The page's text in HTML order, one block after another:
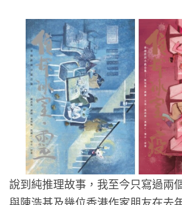
說到純推理故事，我至今只寫過兩
與陳浩基及幾位香港作家朋友在去